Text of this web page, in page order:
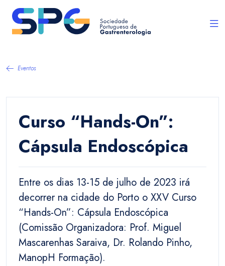
Eventos
Curso “Hands-On”:
Cápsula Endoscópica
Entre os dias 13-15 de julho de 2023 irá
decorrer na cidade do Porto o XXV Curso
“Hands-On”: Cápsula Endoscópica
(Comissão Organizadora: Prof. Miguel
Mascarenhas Saraiva, Dr. Rolando Pinho,
ManopH Formação).